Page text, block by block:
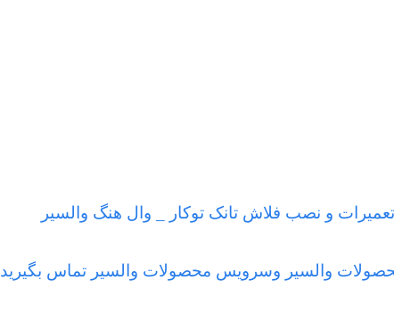
و نصب فلاش تانک توکار _ وال هنگ والسیر
والسیر وسرویس محصولات والسیر تماس بگیرید